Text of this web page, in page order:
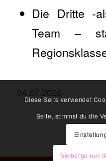
Die Dritte -
Team –
04.07.2026
Diese Seite verwendet
Seite, stimmst du die
Verberge nur